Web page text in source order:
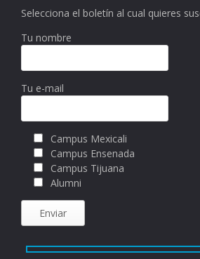
Selecciona el boletín al cual quieres
Tu nombre
Tu e-mail
Campus Mexicali
Campus Ensenada
Campus Tijuana
Alumni